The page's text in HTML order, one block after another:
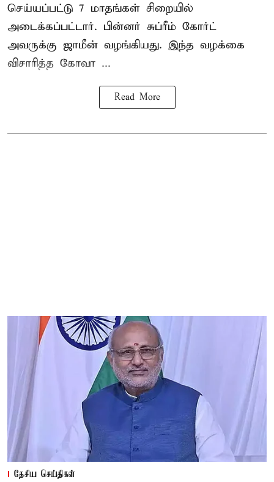
செய்யப்பட்டு 7 மாதங்கள் சிறையில்
அடைக்கப்பட்டார். பின்னர் சுப்ரீம் கோர்ட்
அவருக்கு ஜாமீன் வழங்கியது. இந்த வழக்கை
விசாரித்த கோவா ...
Read More
தேசிய செய்திகள்